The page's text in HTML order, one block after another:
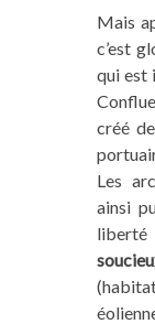
Mais
c’est
qui est
créé
Les
ainsi
temps
vous
liens
Cela ne
nous
Route
notre
coup de